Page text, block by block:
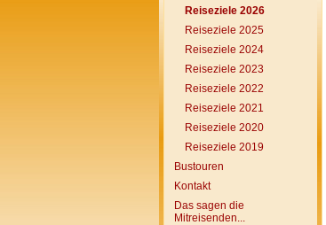
Reiseziele 2026
Reiseziele 2025
Reiseziele 2024
Reiseziele 2023
Reiseziele 2022
Reiseziele 2021
Reiseziele 2020
Reiseziele 2019
Bustouren
Kontakt
Das sagen die
Mitreisenden...